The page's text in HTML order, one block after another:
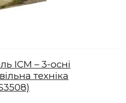
ICM – 3-осні
техніка